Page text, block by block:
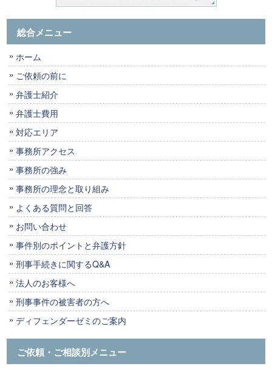
総合メニュー
ホーム
ご依頼の前に
弁護士紹介
弁護士費用
対応エリア
事務所アクセス
事務所の強み
事務所の理念と取り組み
よくある質問と回答
お問い合わせ
事件別のポイントと弁護方針
刑事手続きに関するQ&A
法人のお客様へ
刑事事件の被害者の方へ
ディフェンダーゼミのご案内
ご依頼・ご相談別メニュー